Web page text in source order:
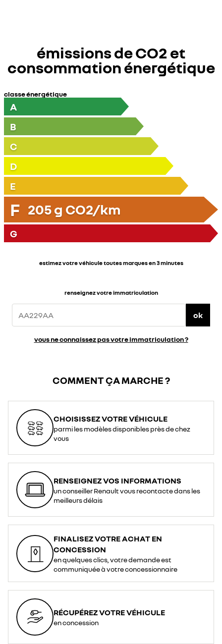
émissions de CO2 et
consommation énergétique
classe énergétique
A
B
C
D
E
F 205g CO2/km
G
estimez votre véhicule toutes marques en 3 minutes
renseignez votre immatriculation
ok
vous ne connaissez pas votre immatriculation ?
COMMENT ÇA MARCHE ?
CHOISISSEZ VOTRE VÉHICULE
parmi les modèles disponibles près de chez
vous
RENSEIGNEZ VOS INFORMATIONS
un conseiller Renault vous recontacte dans les
meilleurs délais
FINALISEZ VOTRE ACHAT EN
CONCESSION
en quelques clics, votre demande est
communiquée à votre concessionnaire
RÉCUPÉREZ VOTRE VÉHICULE
en concession